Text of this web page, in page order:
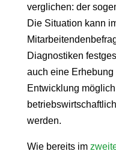
verglichen: der
Die Situation kann
Diagnostiken
auch eine
Entwicklung
werden.
Wie bereits im